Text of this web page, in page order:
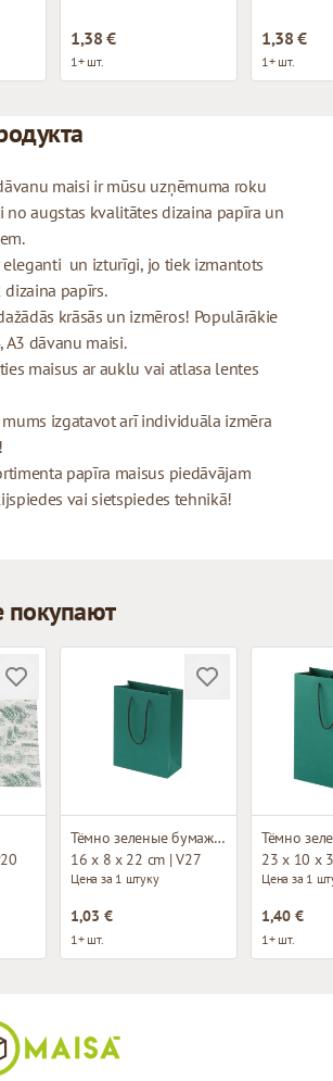
1,38 €
1+ шт.
1,38 €
1+ шт.
maisi ir mūsu uzņēmuma roku
no augstas kvalitātes dizaina papīra un
eleganti un izturīgi, jo tiek izmantots
papīrs.
krāsās un izmēros! Populārākie
A3 dāvanu maisi.
maisus ar auklu vai atlasa lentes
izgatavot arī individuāla izmēra
papīra maisus piedāvājam
vai sietspiedes tehnikā!
Тёмно зеленые бумажные пакеты с тканевыми ручками
16 x 8 x 22 cm | V27
Цена за 1 штуку
1,03 €
1+ шт.
23 x 10 x
Цена за 1
1,40 €
1+ шт.